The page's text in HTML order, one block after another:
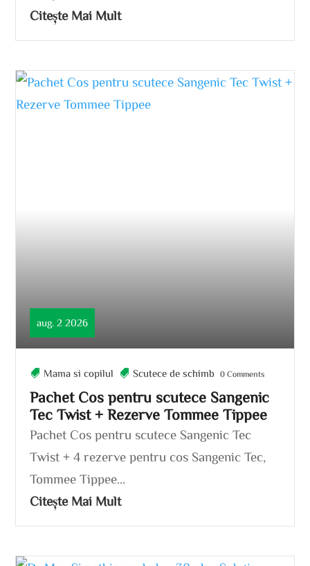
Citește Mai Mult
Pachet Cos pentru scutece Sangenic
Tec Twist + Rezerve Tommee Tippee
aug. 2 2026
Mama si copilul Scutece de schimb 0 Comments
Pachet Cos pentru scutece Sangenic Tec
Twist + 4 rezerve pentru cos Sangenic Tec,
Tommee Tippee...
Citește Mai Mult